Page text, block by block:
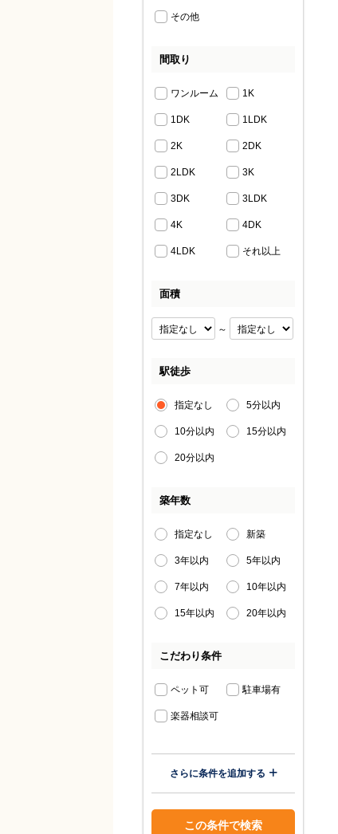
その他
間取り
ワンルーム 1K
1DK 1LDK
2K 2DK
2LDK 3K
3DK 3LDK
4K 4DK
4LDK それ以上
面積
～
駅徒歩
指定なし 5分以内
10分以内 15分以内
20分以内
築年数
指定なし 新築
3年以内 5年以内
7年以内 10年以内
15年以内 20年以内
こだわり条件
ペット可 駐車場有
楽器相談可
さらに条件を追加する